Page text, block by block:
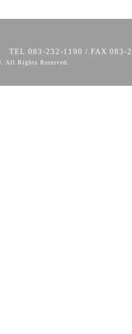
083-232-1190 / FAX 083-
All Rights Reserved.